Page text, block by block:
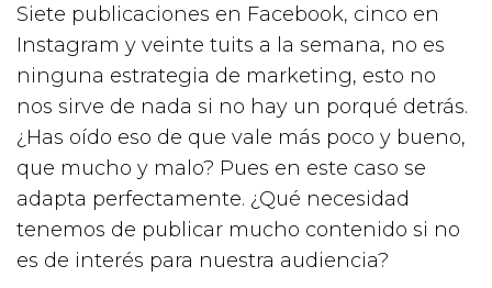
Siete publicaciones en Facebook, cinco en
Instagram y veinte tuits a la semana, no es
ninguna estrategia de marketing, esto no
nos sirve de nada si no hay un porqué detrás.
¿Has oído eso de que vale más poco y bueno,
que mucho y malo? Pues en este caso se
adapta perfectamente. ¿Qué necesidad
tenemos de publicar mucho contenido si no
es de interés para nuestra audiencia?